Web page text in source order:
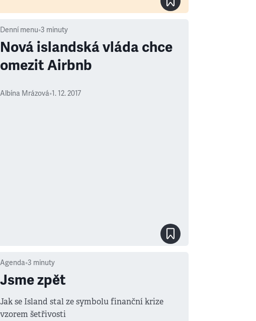
Denní menu•3 minuty
Nová islandská vláda chce
omezit Airbnb
Albína Mrázová•1. 12. 2017
Agenda•3 minuty
Jsme zpět
Jak se Island stal ze symbolu finanční krize
vzorem šetřivosti